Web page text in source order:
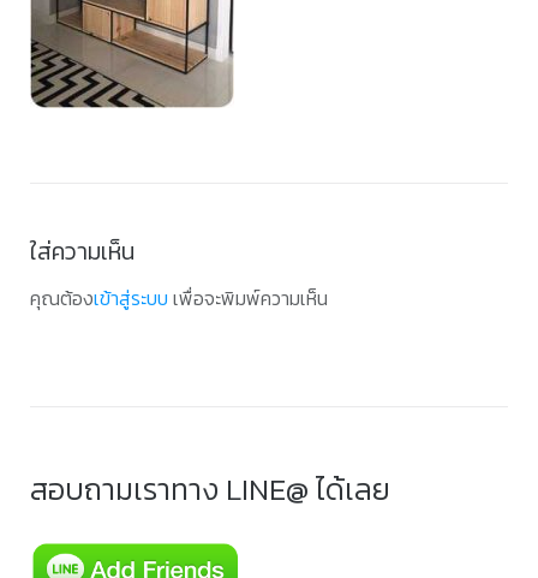
ใส่ความเห็น
คุณต้องเข้าสู่ระบบ เพื่อจะพิมพ์ความเห็น
สอบถามเราทาง LINE@ ได้เลย